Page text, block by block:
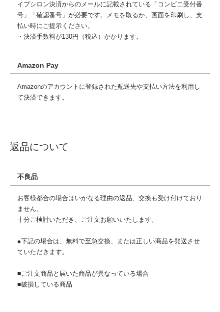
イプシロン決済からのメールに記載されている「コンビニ受付番
号」「確認番号」が必要です。メモを取るか、画面を印刷し、支
払い時にご提示ください。
・決済手数料が130円（税込）かかります。
Amazon Pay
Amazonのアカウントに登録された配送先や支払い方法を利用し
て決済できます。
返品について
不良品
お客様都合の場合はいかなる理由の返品、交換も受け付けており
ません。
十分ご検討いただき、ご注文お願いいたします。
●下記の場合は、無料で至急交換、または正しい商品を発送させ
ていただきます。
■ご注文商品と届いた商品が異なっている場合
■破損している商品